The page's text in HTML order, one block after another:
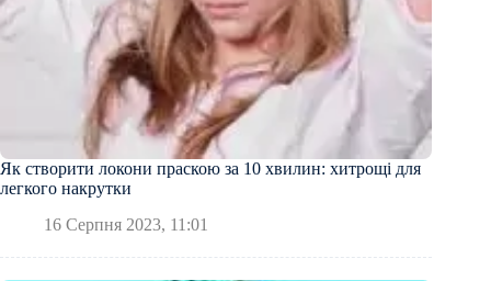
Як створити локони праскою за 10 хвилин: хитрощі для
легкого накрутки
16 Серпня 2023, 11:01